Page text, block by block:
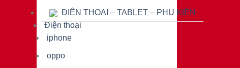
ĐIỆN THOẠI – TABLET – PHỤ KIỆN
Điện thoại
iphone
oppo